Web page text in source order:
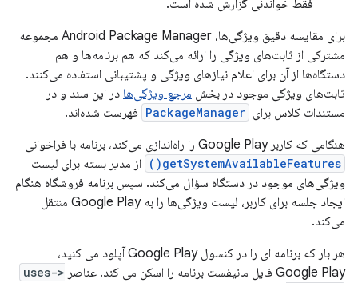
فقط خواندنی گزارش شده است.
برای مقایسه دقیق ویژگی‌ها، Android Package Manager مجموعه
مشترکی از ثابت‌های ویژگی را ارائه می‌کند که هم برنامه‌ها و هم
دستگاه‌ها از آن برای اعلام نیازهای ویژگی و پشتیبانی استفاده می‌کنند.
ثابت‌های ویژگی موجود در بخش مرجع ویژگی‌ها در این سند و در
مستندات کلاس برای PackageManager فهرست شده‌اند.
هنگامی که کاربر Google Play را راه‌اندازی می‌کند، برنامه با فراخوانی
getSystemAvailableFeatures()
از مدیر بسته برای لیست
ویژگی‌های موجود در دستگاه سؤال می‌کند. سپس برنامه فروشگاه هنگام
ایجاد جلسه برای کاربر، لیست ویژگی‌ها را به Google Play منتقل
می‌کند.
هر بار که برنامه ای را در کنسول Google Play آپلود می کنید،
Google Play فایل مانیفست برنامه را اسکن می کند. عناصر
<uses-